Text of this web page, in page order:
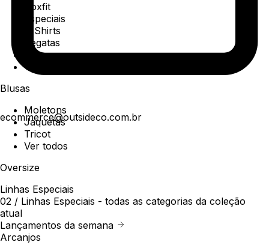
ecommerce@outsideco.com.br
Boxfit
Especiais
T-Shirts
Regatas
Polo
Ver todos
Blusas
Moletons
Jaquetas
Tricot
Ver todos
Oversize
Linhas Especiais
02 / Linhas Especiais - todas as categorias da coleção
atual
Lançamentos da semana
Arcanjos